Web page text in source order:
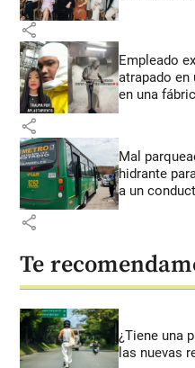
share
Empleado
atrapado en
en una
share
Mal
hidrante
a un
share
Te
¿Tiene una
las nuevas